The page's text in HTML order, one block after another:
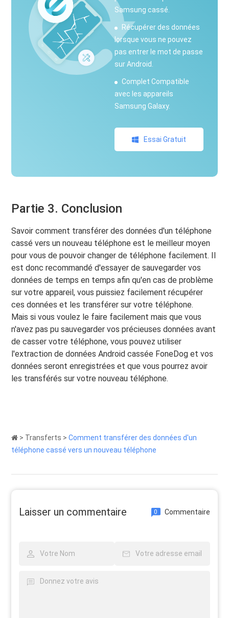
Samsung cassé.
Récupérer des données
lorsque vous ne pouvez
pas entrer le mot de passe
sur Android.
Complet Compatible
avec les appareils
Samsung Galaxy.
Essai Gratuit
Partie 3. Conclusion
Savoir comment transférer des données d'un téléphone
cassé vers un nouveau téléphone est le meilleur moyen
pour vous de pouvoir changer de téléphone facilement. Il
est donc recommandé d'essayer de sauvegarder vos
données de temps en temps afin qu'en cas de problème
sur votre appareil, vous puissiez facilement récupérer
ces données et les transférer sur votre téléphone.
Mais si vous voulez le faire facilement mais que vous
n'avez pas pu sauvegarder vos précieuses données avant
de casser votre téléphone, vous pouvez utiliser
l'extraction de données Android cassée FoneDog et vos
données seront enregistrées et que vous pourrez avoir
les transférés sur votre nouveau téléphone.
> Transferts >Comment transférer des données d'un
téléphone cassé vers un nouveau téléphone
Laisser un commentaire 0 Commentaire